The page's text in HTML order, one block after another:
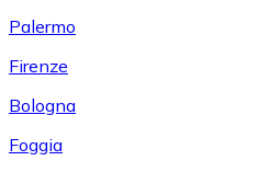
Palermo
Firenze
Bologna
Foggia